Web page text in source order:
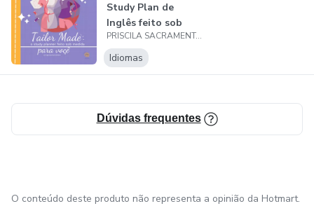
Study Plan de
Inglês feito sob
medida para v...
PRISCILA SACRAMENTO SILVA
Idiomas
Dúvidas frequentes
O conteúdo deste produto não representa a opinião da Hotmart.